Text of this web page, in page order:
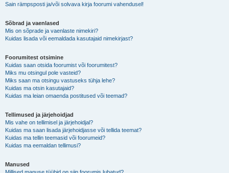
Sain rämpsposti ja/või solvava kirja foorumi vahendusel!
Sõbrad ja vaenlased
Mis on sõprade ja vaenlaste nimekiri?
Kuidas lisada või eemaldada kasutajaid nimekirjast?
Foorumitest otsimine
Kuidas saan otsida foorumist või foorumitest?
Miks mu otsingul pole vasteid?
Miks saan ma otsingu vastuseks tühja lehe?
Kuidas ma otsin kasutajaid?
Kuidas ma leian omaenda postitused või teemad?
Tellimused ja järjehoidjad
Mis vahe on tellimisel ja järjehoidjal?
Kuidas ma saan lisada järjehoidjasse või tellida teemat?
Kuidas ma tellin teemasid või foorumeid?
Kuidas ma eemaldan tellimusi?
Manused